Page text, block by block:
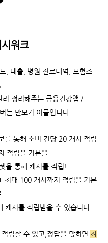
워크
, 대출, 병원 진료내역, 보험조
리 정리해주는 금융건강앱 /
는 만보기 어플입니다
를 통해 소비 건당 20 캐시 적립
적립을 기본을
을 통해 캐시를 적립!
최대 100 캐시까지 적립을 기본
캐시를 적립받을 수 있습니다.
립할 수 있고, 정답을 맞히면 최